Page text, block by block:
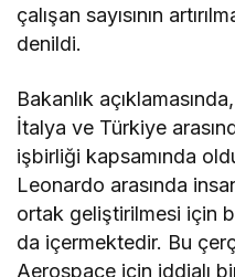
çalışan sayısının
denildi.
Bakanlık
İtalya ve Türkiye
işbirliği kapsamında
Leonardo arasında
ortak geliştirilmesi için
da içermektedir. Bu
Aerospace için iddialı